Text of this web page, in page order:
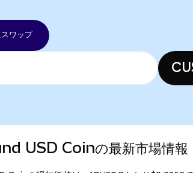
ワップ
USD Coinの最新市場情報